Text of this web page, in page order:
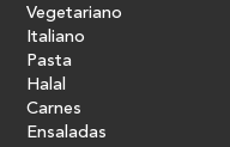
Vegetariano
Italiano
Pasta
Halal
Carnes
Ensaladas